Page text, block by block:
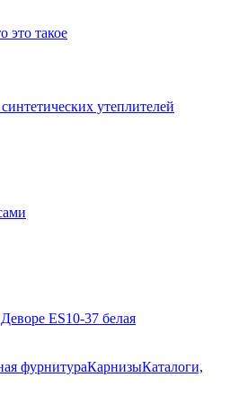
это такое
утеплителей
ES10-37 белая
фурнитураКарнизыКаталоги,